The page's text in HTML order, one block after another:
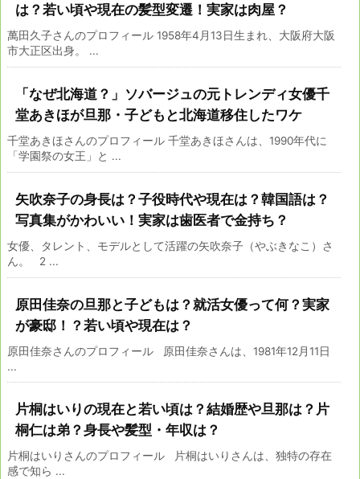
は？若い頃や現在の髪型変遷！実家は肉屋？
萬田久子さんのプロフィール 1958年4月13日生まれ、大阪府大阪
市大正区出身。 ...
「なぜ北海道？」ソバージュの元トレンディ女優千
堂あきほが旦那・子どもと北海道移住したワケ
千堂あきほさんのプロフィール 千堂あきほさんは、1990年代に
「学園祭の女王」と ...
矢吹奈子の身長は？子役時代や現在は？韓国語は？
写真集がかわいい！実家は歯医者で金持ち？
女優、タレント、モデルとして活躍の矢吹奈子（やぶきなこ）さ
ん。 2 ...
原田佳奈の旦那と子どもは？就活女優って何？実家
が豪邸！？若い頃や現在は？
原田佳奈さんのプロフィール 原田佳奈さんは、1981年12月11日
...
片桐はいりの現在と若い頃は？結婚歴や旦那は？片
桐仁は弟？身長や髪型・年収は？
片桐はいりさんのプロフィール 片桐はいりさんは、独特の存在
感で知ら ...